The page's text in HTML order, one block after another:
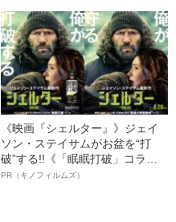
ト”が生み出した徹底ケアとは
《映画『シェルター』》ジェイ
ソン・ステイサムがお盆を“打
破”する!!《「眠眠打破」コラ
ボ》
PR（キノフィルムズ）